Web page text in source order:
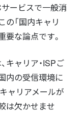
ービスで一般消
の「国内キャリ
要な論点です。
キャリア・ISPご
内の受信環境に
ャリアメールが
は欠かせませ